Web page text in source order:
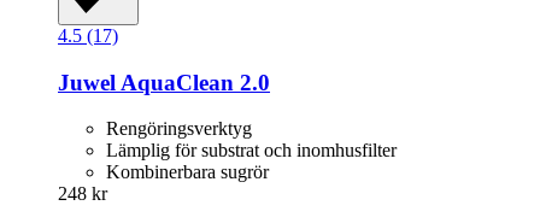
4.5 (17)
Juwel AquaClean 2.0
Rengöringsverktyg
Lämplig för substrat och inomhusfilter
Kombinerbara sugrör
248 kr